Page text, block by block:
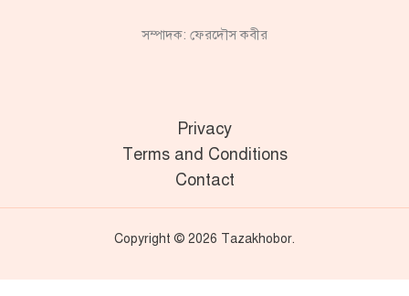
সম্পাদক: ফেরদৌস কবীর
Privacy
Terms and Conditions
Contact
Copyright © 2026 Tazakhobor.